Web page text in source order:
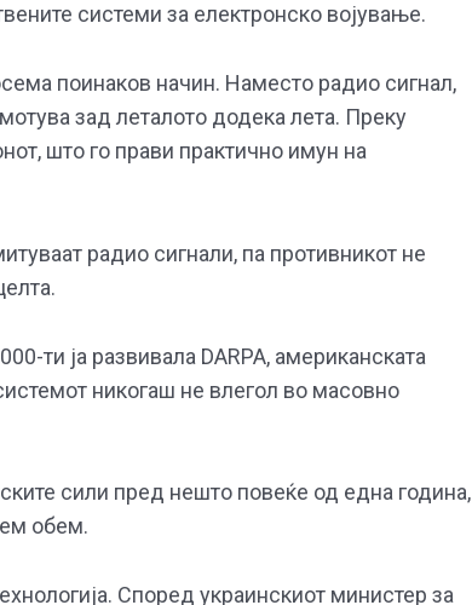
системи за електронско војување.
поинаков начин. Наместо радио сигнал,
зад леталото додека лета. Преку
што го прави практично имун на
радио сигнали, па противникот не
ти ја развивала DARPA, американската
никогаш не влегол во масовно
сили пред нешто повеќе од една година,
обем.
Според украинскиот министер за